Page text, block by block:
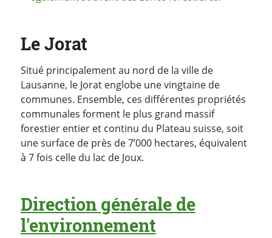
Le Jorat
Situé principalement au nord de la ville de
Lausanne, le Jorat englobe une vingtaine de
communes. Ensemble, ces différentes propriétés
communales forment le plus grand massif
forestier entier et continu du Plateau suisse, soit
une surface de près de 7’000 hectares, équivalent
à 7 fois celle du lac de Joux.
Direction générale de
l'environnement